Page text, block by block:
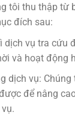
tôi thu thập từ
đích sau:
dịch vụ tra cứu
và hoạt động
dịch vụ: Chúng
để nâng